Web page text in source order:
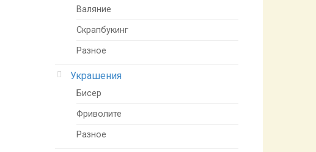
Валяние
Скрапбукинг
Разное
Украшения
Бисер
Фриволите
Разное